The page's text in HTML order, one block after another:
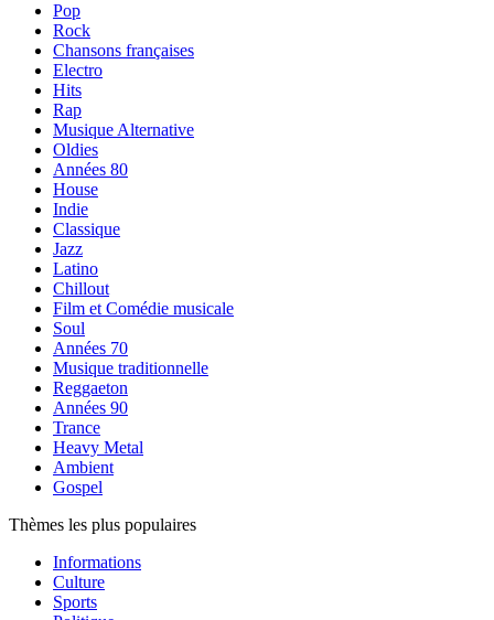
Pop
Rock
Chansons françaises
Electro
Hits
Rap
Musique Alternative
Oldies
Années 80
House
Indie
Classique
Jazz
Latino
Chillout
Film et Comédie musicale
Soul
Années 70
Musique traditionnelle
Reggaeton
Années 90
Trance
Heavy Metal
Ambient
Gospel
Thèmes les plus populaires
Informations
Culture
Sports